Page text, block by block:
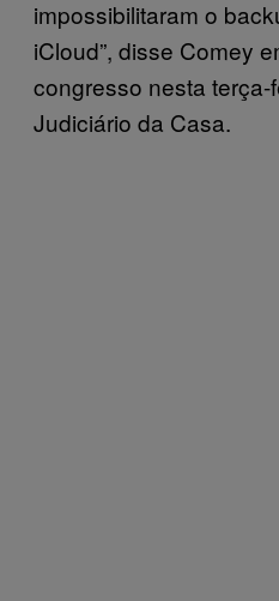
impossibilitaram o
iCloud”, disse Comey
congresso nesta
Judiciário da Casa.